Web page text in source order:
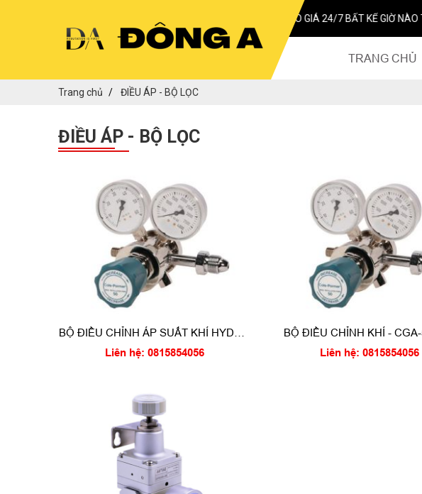
BÁO GIÁ 24/7 BẤT KỂ GIỜ NÀO
TRANG CHỦ
Trang chủ ĐIỀU ÁP - BỘ LỌC
ĐIỀU ÁP - BỘ LỌC
BỘ ĐIỀU CHỈNH ÁP SUẤT KHÍ HYDRO
- CGA-350-LD
Liên hệ: 0815854056
BỘ ĐIỀU CHỈNH KHÍ -
Liên hệ: 0815854056